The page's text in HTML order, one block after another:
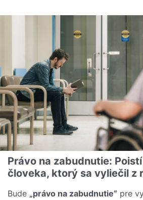
Právo na zabudnutie:
človeka, ktorý sa vyliečil z
Bude „právo na zabudnutie“ pre